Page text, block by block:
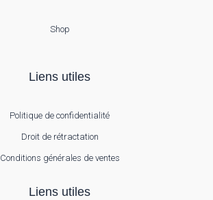
Shop
Liens utiles
Politique de confidentialité
Droit de rétractation
Conditions générales de ventes
Liens utiles